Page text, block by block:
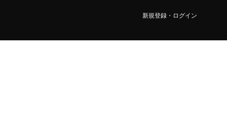
新規登録・ログイン